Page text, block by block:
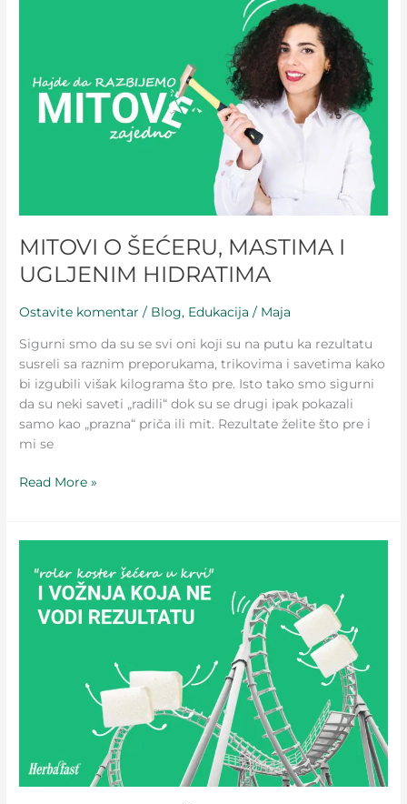
MITOVI O ŠEĆERU, MASTIMA I
UGLJENIM HIDRATIMA
Ostavite komentar / Blog, Edukacija / Maja
Sigurni smo da su se svi oni koji su na putu ka rezultatu
susreli sa raznim preporukama, trikovima i savetima kako
bi izgubili višak kilograma što pre. Isto tako smo sigurni
da su neki saveti „radili“ dok su se drugi ipak pokazali
samo kao „prazna“ priča ili mit. Rezultate želite što pre i
mi se
UGLJENIM
HIDRATIMA
Read More »
RAZLOGA
ZAŠTO
DIJABETES
REZULTATU